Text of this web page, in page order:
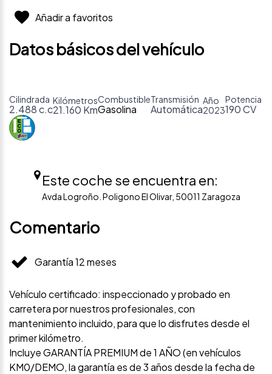
Añadir a favoritos
Datos básicos del vehículo
Cilindrada
2.488 c.c
Kilómetros
21.160 Km
Combustible
Gasolina
Transmisión
Automática
Año
2023
Potencia
190 CV
Este coche se encuentra en:
Avda Logroño. Poligono El Olivar, 50011 Zaragoza
Comentario
Garantía 12 meses
Vehículo certificado: inspeccionado y probado en
carretera por nuestros profesionales, con
mantenimiento incluido, para que lo disfrutes desde el
primer kilómetro.
Incluye GARANTÍA PREMIUM de 1 AÑO (en vehículos
KM0/DEMO, la garantía es de 3 años desde la fecha de